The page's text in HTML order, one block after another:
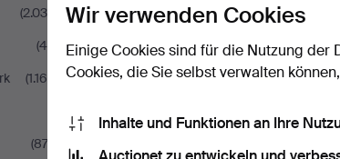
(2.036)
(46)
(1.169)
(874)
Wir verwenden Cookies
Einige Cookies sind für die Nutzung der
Cookies, die Sie selbst verwalten
Inhalte und Funktionen an Ihre